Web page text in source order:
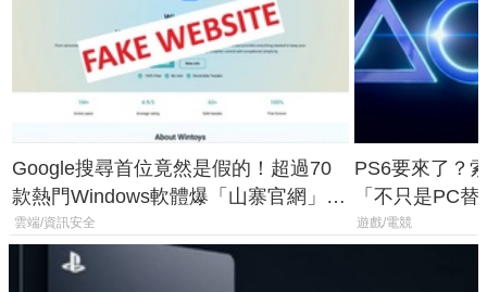
Google搜尋首位竟然是假的！超過70
款熱門Windows軟體爆「山寨官網」危
機
雲端/資訊安全
PS6要來了？
「不只是PC
廳、進軍電競
遊戲/電競